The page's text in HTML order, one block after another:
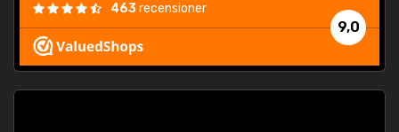
9,0
463recensioner